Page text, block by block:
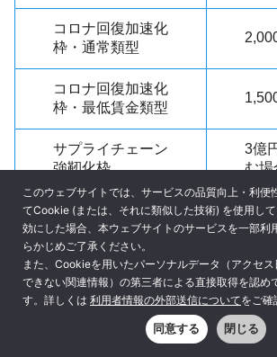
コロナ回復加速化
枠・通常類型
コロナ回復加速化
枠・最低賃金類型
サプライチェーン
強靭化枠
3億
む場
認定に必要な認定支援機関要件に
事業再構築補助金を受け取るためには、
関や認定経営革新等支援機関に確認して
ます。認定経営革新等支援機関とは、中
このウェブサイトでは、サービスの品質向上・利便
てCookie (または、それに類似した技術) を使用し
効にした場合、本ウェブサイトのサービスを一部利
らかじめご了承ください。
また、Cookieを用いたパーソナルデータ（アクセ
できない関連情報）の第三者による直接取得を認め
す。詳しくは 利用者情報の外部送信についてをご確
同意する 閉じる